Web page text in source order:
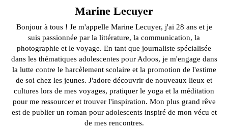
Marine Lecuyer
Bonjour à tous ! Je m'appelle Marine Lecuyer, j'ai 28 ans et je
suis passionnée par la littérature, la communication, la
photographie et le voyage. En tant que journaliste spécialisée
dans les thématiques adolescentes pour Adoos, je m'engage dans
la lutte contre le harcèlement scolaire et la promotion de l'estime
de soi chez les jeunes. J'adore découvrir de nouveaux lieux et
cultures lors de mes voyages, pratiquer le yoga et la méditation
pour me ressourcer et trouver l'inspiration. Mon plus grand rêve
est de publier un roman pour adolescents inspiré de mon vécu et
de mes rencontres.